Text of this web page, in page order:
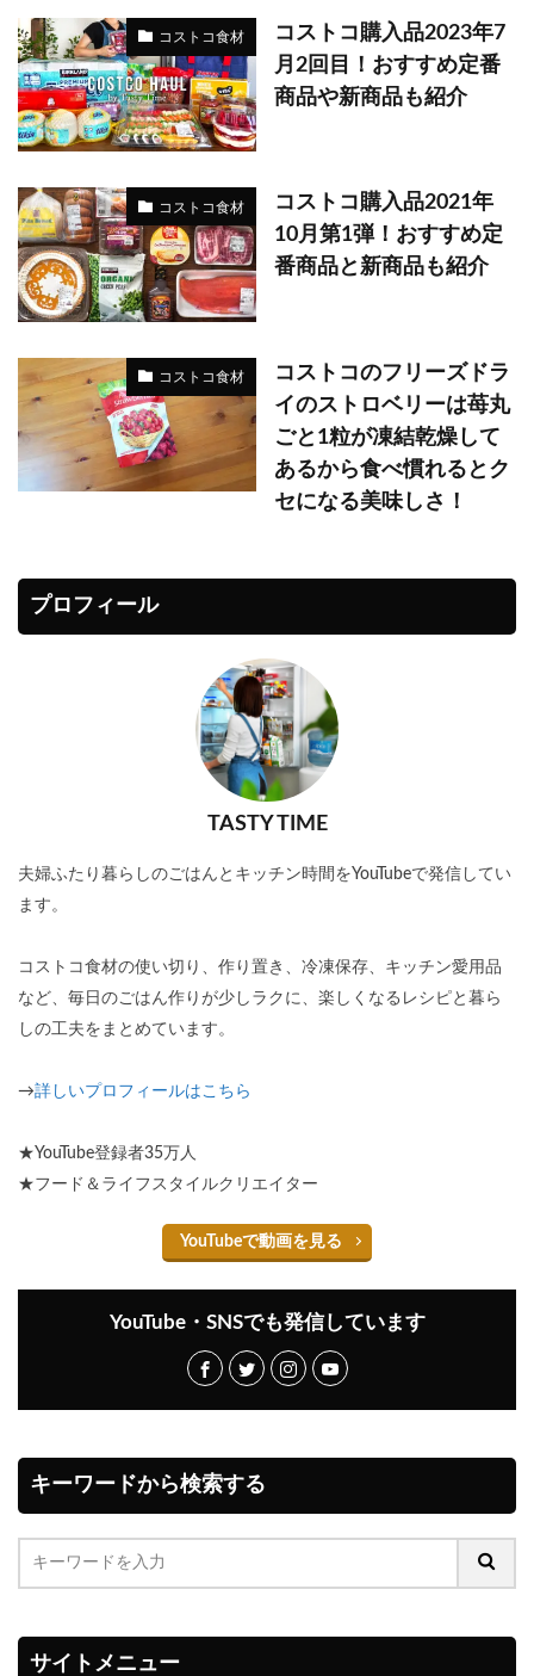
コストコ食材
コストコ購入品2023年7
月2回目！おすすめ定番
商品や新商品も紹介
コストコ食材
コストコ購入品2021年
10月第1弾！おすすめ定
番商品と新商品も紹介
コストコ食材
コストコのフリーズドラ
イのストロベリーは苺丸
ごと1粒が凍結乾燥して
あるから食べ慣れるとク
セになる美味しさ！
プロフィール
TASTY TIME
夫婦ふたり暮らしのごはんとキッチン時間をYouTubeで発信してい
ます。
コストコ食材の使い切り、作り置き、冷凍保存、キッチン愛用品
など、毎日のごはん作りが少しラクに、楽しくなるレシピと暮ら
しの工夫をまとめています。
→詳しいプロフィールはこちら
★YouTube登録者35万人
★フード＆ライフスタイルクリエイター
YouTubeで動画を見る
YouTube・SNSでも発信しています
キーワードから検索する
サイトメニュー